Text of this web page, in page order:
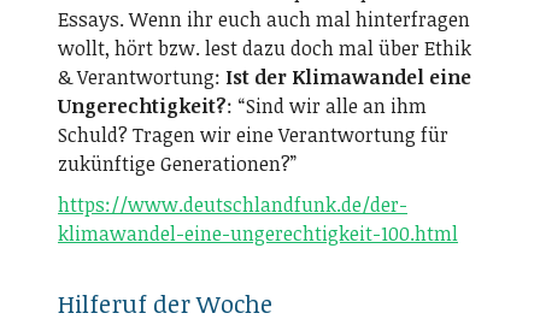
Essays. Wenn ihr euch auch mal hinterfragen
wollt, hört bzw. lest dazu doch mal über Ethik
& Verantwortung: Ist der Klimawandel eine
Ungerechtigkeit?: “Sind wir alle an ihm
Schuld? Tragen wir eine Verantwortung für
zukünftige Generationen?”
https://www.deutschlandfunk.de/der-
klimawandel-eine-ungerechtigkeit-100.html
Hilferuf der Woche